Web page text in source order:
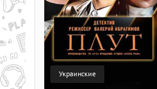
Украинские